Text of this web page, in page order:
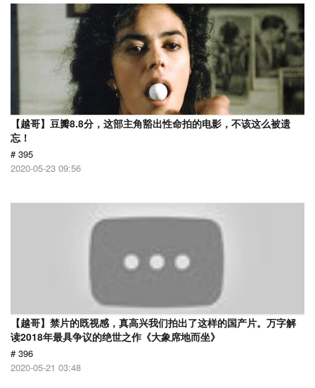
【越哥】豆瓣8.8分，这部主角豁出性命拍的电影，不该这么被遗
忘！
# 395
2020-05-23 09:56
【越哥】禁片的既视感，真高兴我们拍出了这样的国产片。万字解
读2018年最具争议的绝世之作《大象席地而坐》
# 396
2020-05-21 03:48